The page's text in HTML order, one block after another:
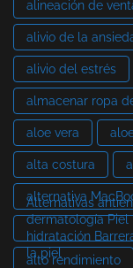
alineación de
alivio de la
alivio del estrés
almacenar ropa
aloe vera
alta costura
alternativa
Alternativas
dermatología Piel
hidratación
la piel
alto rendimiento